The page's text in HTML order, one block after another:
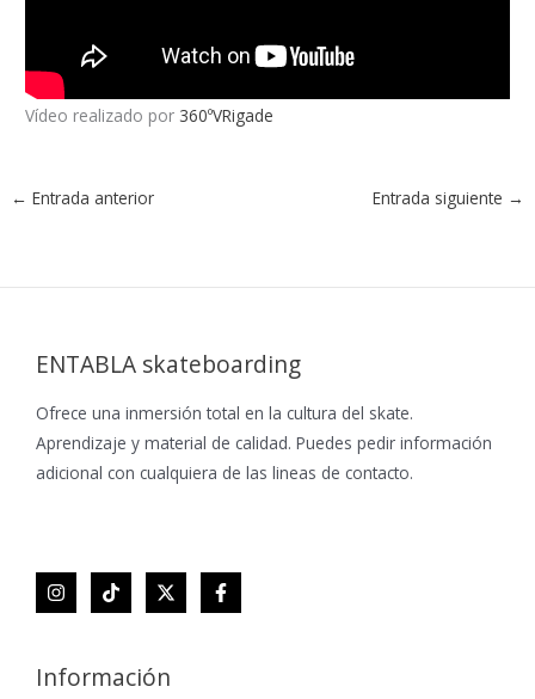
Vídeo realizado por 360ºVRigade
← Entrada anterior Entrada siguiente →
ENTABLA skateboarding
Ofrece una inmersión total en la cultura del skate.
Aprendizaje y material de calidad. Puedes pedir información
adicional con cualquiera de las lineas de contacto.
Información